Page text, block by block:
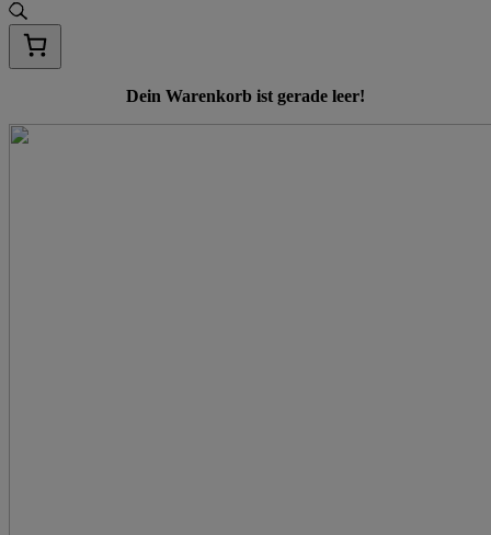
Dein Warenkorb ist gerade leer!